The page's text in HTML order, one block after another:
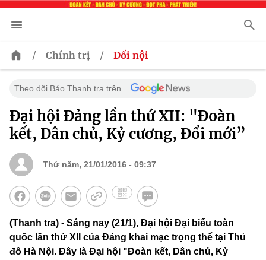
/ Chính trị / Đối nội
Theo dõi Báo Thanh tra trên
Đại hội Đảng lần thứ XII: "Đoàn
kết, Dân chủ, Kỷ cương, Đổi mới”
Thứ năm, 21/01/2016 - 09:37
(Thanh tra) - Sáng nay (21/1), Đại hội Đại biểu toàn
quốc lần thứ XII của Đảng khai mạc trọng thể tại Thủ
đô Hà Nội. Đây là Đại hội "Đoàn kết, Dân chủ, Kỷ